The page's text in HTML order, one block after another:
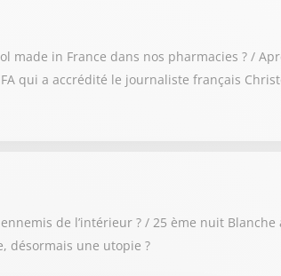
made in France dans nos pharmacies ? /
qui a accrédité le journaliste français
de l’intérieur ? / 25 ème nuit Blanche
désormais une utopie ?